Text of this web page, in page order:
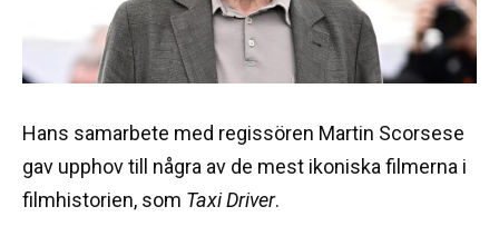
Hans samarbete med regissören Martin Scorsese
gav upphov till några av de mest ikoniska filmerna i
filmhistorien, som Taxi Driver.